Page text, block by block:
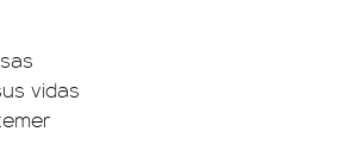
vidas